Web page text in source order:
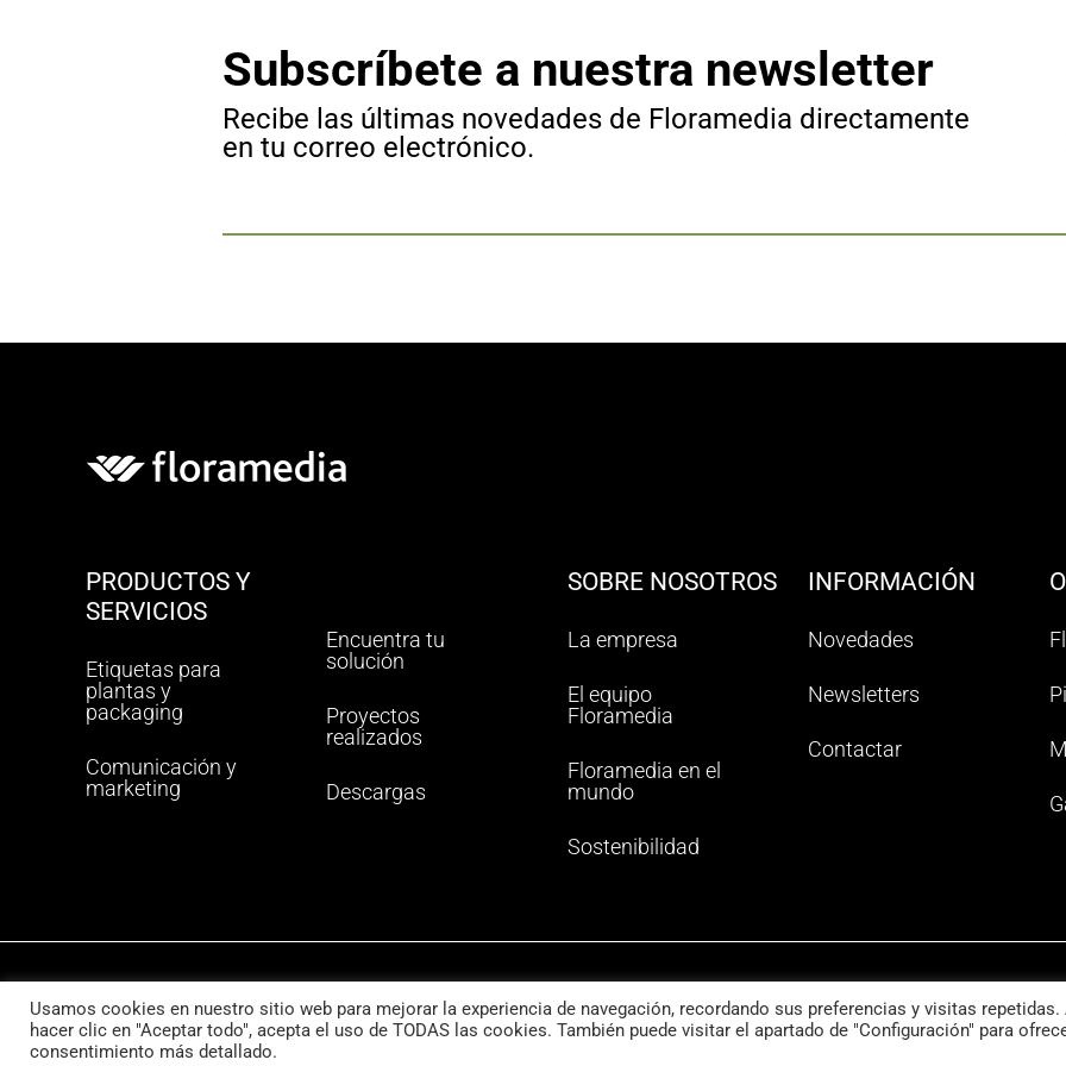
Subscríbete a nuestra newsletter
Recibe las últimas novedades de Floramedia directamente
en tu correo electrónico.
PRODUCTOS Y
SERVICIOS
Etiquetas para
plantas y
packaging
Comunicación y
marketing
Encuentra tu
solución
Proyectos
realizados
Descargas
SOBRE NOSOTROS
La empresa
El equipo
Floramedia
Floramedia en el
mundo
Sostenibilidad
INFORMACIÓN
Novedades
Newsletters
Contactar
Aviso legal Condiciones generales de venta Política de privacidad Política de cookies
Usamos cookies en nuestro sitio web para mejorar la experiencia de navegación, recordando sus preferencias y visitas repetidas.
hacer clic en "Aceptar todo", acepta el uso de TODAS las cookies. También puede visitar el apartado de "Configuración" para
consentimiento más detallado.